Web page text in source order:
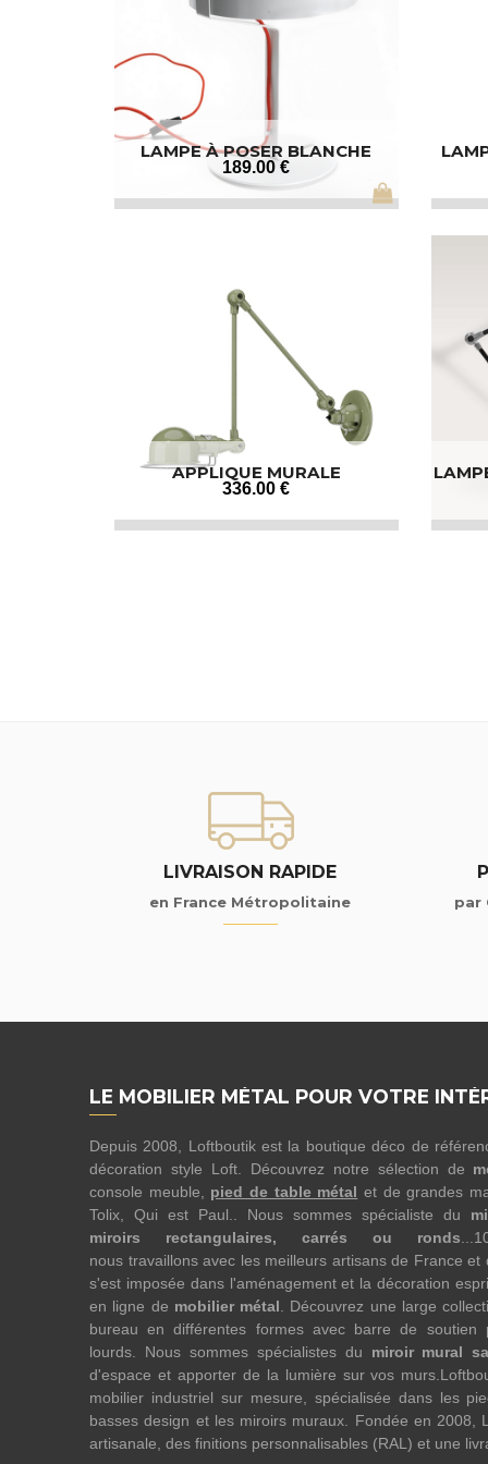
LAMPE À POSER BLANCHE
189.00 €
APPLIQUE MURALE
INDUSTRIELLE
336.00 €
LIVRAISON RAPIDE
en France Métropolitaine
par
LE MOBILIER MÉTAL POUR VOTRE
Depuis 2008, Loftboutik est la boutique déco de
décoration style Loft. Découvrez notre sélection de
console meuble, pied de table métal et de grandes
Tolix, Qui est Paul.. Nous sommes spécialiste du
miroirs rectangulaires, carrés ou ronds
nous travaillons avec les meilleurs artisans de France
s'est imposée dans l'aménagement et la décoration
en ligne de mobilier métal . Découvrez une large
bureau en différentes formes avec barre de
lourds. Nous sommes spécialistes du miroir mural
d'espace et apporter de la lumière sur vos
mobilier industriel sur mesure, spécialisée dans les
basses design et les miroirs muraux. Fondée en 2008,
artisanale, des finitions personnalisables (RAL) et une